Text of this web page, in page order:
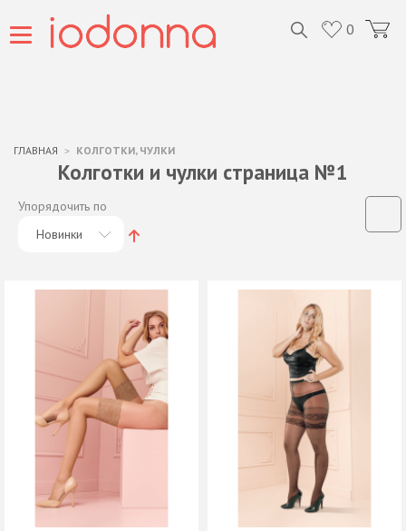
0
ГЛАВНАЯ КОЛГОТКИ, ЧУЛКИ
Колготки и чулки страница №1
Упорядочить по
Новинки